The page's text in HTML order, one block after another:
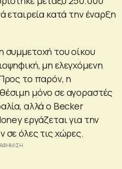
εταιρεία κατά την έναρξη
συμμετοχή του οίκου
μη ελεγχόμενη
το παρόν, η
μόνο σε αγοραστές
αλλά ο Becker
εργάζεται για την
σε όλες τις χώρες.